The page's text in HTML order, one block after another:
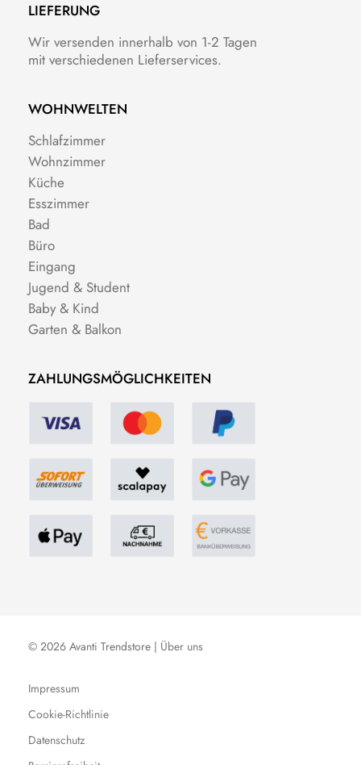
LIEFERUNG
Wir versenden innerhalb von 1-2 Tagen
mit verschiedenen Lieferservices.
WOHNWELTEN
Schlafzimmer
Wohnzimmer
Küche
Esszimmer
Bad
Büro
Eingang
Jugend & Student
Baby & Kind
Garten & Balkon
ZAHLUNGSMÖGLICHKEITEN
© 2026 Avanti Trendstore | Über uns
Impressum
Cookie-Richtlinie
Datenschutz